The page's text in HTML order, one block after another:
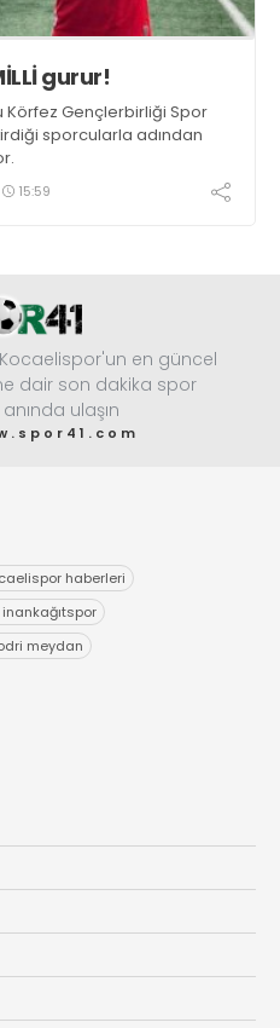
gurur!
Körfez Gençlerbirliği Spor
sporcularla adından
15:59
en güncel
dair son dakika spor
ulaşın
haberleri
meydan